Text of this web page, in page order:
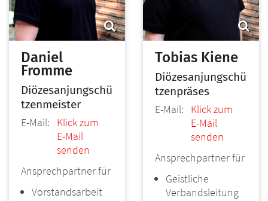
Daniel
Fromme
Diözesanjungschü
tzenmeister
E-Mail:
Klick zum
E-Mail
senden
Ansprechpartner für
Vorstandsarbeit
Tobias Kiene
Diözesanjungschü
tzenpräses
E-Mail:
Klick zum
E-Mail
senden
Ansprechpartner für
Geistliche
Verbandsleitung